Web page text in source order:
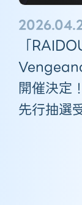
「
開催決定
先行抽選